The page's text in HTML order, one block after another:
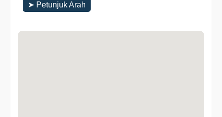
➤ Petunjuk Arah